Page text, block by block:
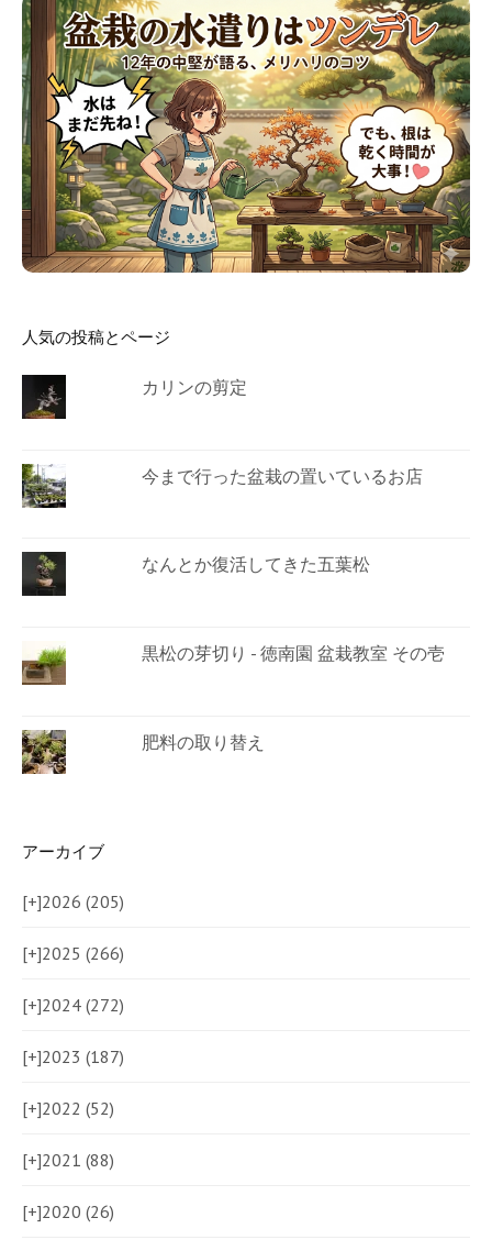
人気の投稿とページ
カリンの剪定
今まで行った盆栽の置いているお店
なんとか復活してきた五葉松
黒松の芽切り - 徳南園 盆栽教室 その壱
肥料の取り替え
アーカイブ
[+]2026 (205)
[+]2025 (266)
[+]2024 (272)
[+]2023 (187)
[+]2022 (52)
[+]2021 (88)
[+]2020 (26)